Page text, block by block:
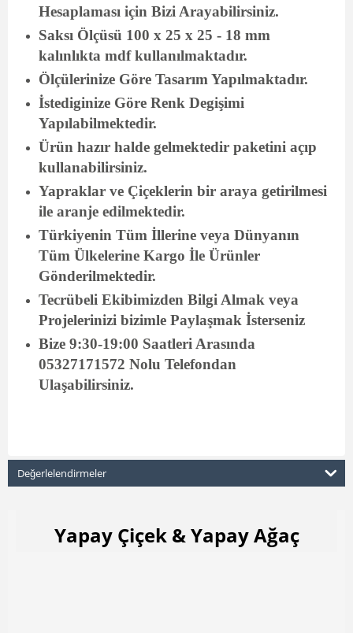
Hesaplaması için Bizi Arayabilirsiniz.
Saksı Ölçüsü 100 x 25 x 25 - 18 mm
kalınlıkta mdf kullanılmaktadır.
Ölçülerinize Göre Tasarım Yapılmaktadır.
İstediginize Göre Renk Degişimi
Yapılabilmektedir.
Ürün hazır halde gelmektedir paketini açıp
kullanabilirsiniz.
Yapraklar ve Çiçeklerin bir araya getirilmesi
ile aranje edilmektedir.
Türkiyenin Tüm İllerine veya Dünyanın
Tüm Ülkelerine Kargo İle Ürünler
Gönderilmektedir.
Tecrübeli Ekibimizden Bilgi Almak veya
Projelerinizi bizimle Paylaşmak İsterseniz
Bize 9:30-19:00 Saatleri Arasında
05327171572 Nolu Telefondan
Ulaşabilirsiniz.
Değerlelendirmeler
Yapay Çiçek & Yapay Ağaç